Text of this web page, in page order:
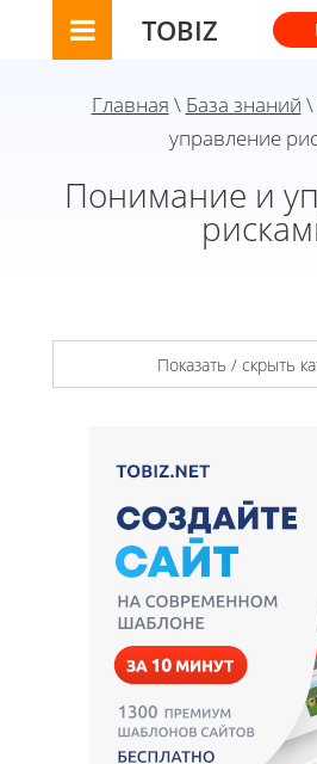
TOBIZ
Главная \ База знаний \
управление
Понимание и
Показать / скрыть